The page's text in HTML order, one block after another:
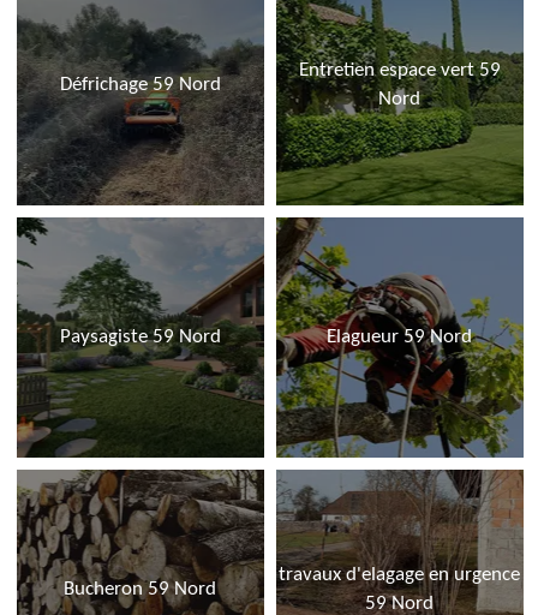
Défrichage 59 Nord
Entretien espace vert 59
Nord
Paysagiste 59 Nord Elagueur 59 Nord
Bucheron 59 Nord
travaux d'elagage en urgence
59 Nord